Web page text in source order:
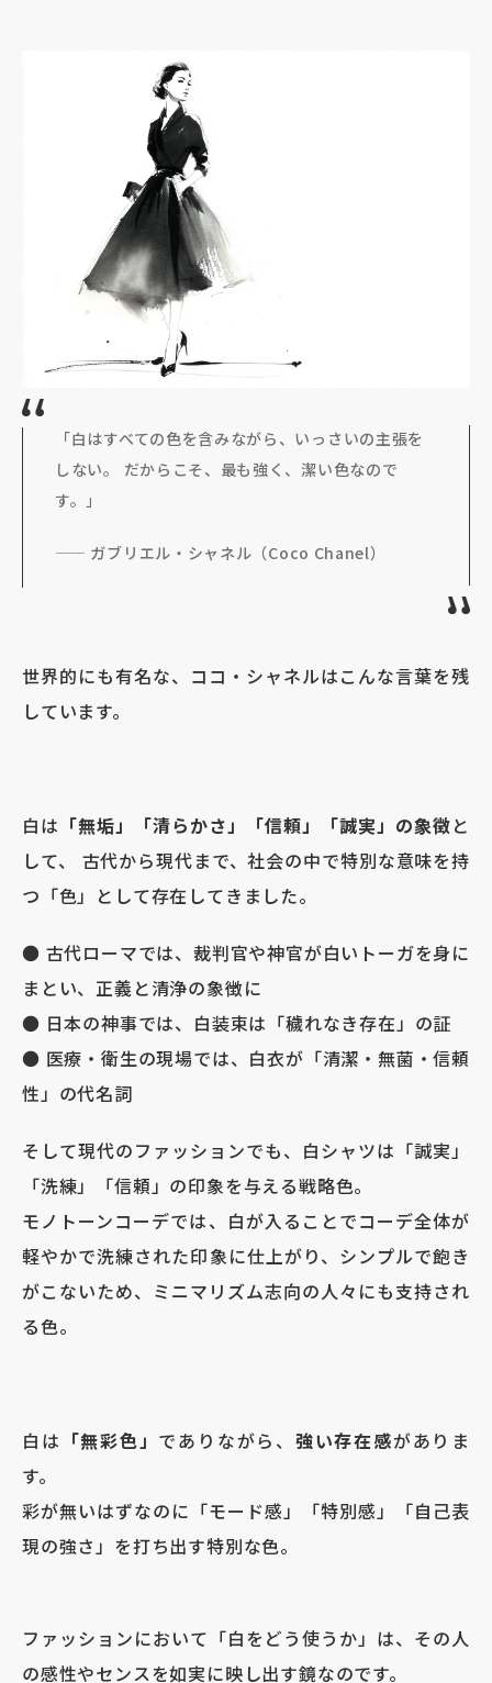
「白はすべての色を含みながら、いっさいの主張を
しない。 だからこそ、最も強く、潔い色なので
す。」
—— ガブリエル・シャネル（Coco Chanel）
世界的にも有名な、ココ・シャネルはこんな言葉を残
しています。
白は 「無垢」「清らかさ」「信頼」「誠実」の象徴と
して、 古代から現代まで、社会の中で特別な意味を持
つ「色」として存在してきました。
● 古代ローマでは、裁判官や神官が白いトーガを身に
まとい、正義と清浄の象徴に
● 日本の神事では、白装束は「穢れなき存在」の証
● 医療・衛生の現場では、白衣が「清潔・無菌・信頼
性」の代名詞
そして現代のファッションでも、白シャツは「誠実」
「洗練」「信頼」の印象を与える戦略色。
モノトーンコーデでは、白が入ることでコーデ全体が
軽やかで洗練された印象に仕上がり、シンプルで飽き
がこないため、ミニマリズム志向の人々にも支持され
る色。
白は 「無彩色」 でありながら、 強い存在感がありま
す。
彩が無いはずなのに「モード感」「特別感」「自己表
現の強さ」を打ち出す特別な色。
ファッションにおいて「白をどう使うか」は、その人
の感性やセンスを如実に映し出す鏡なのです。